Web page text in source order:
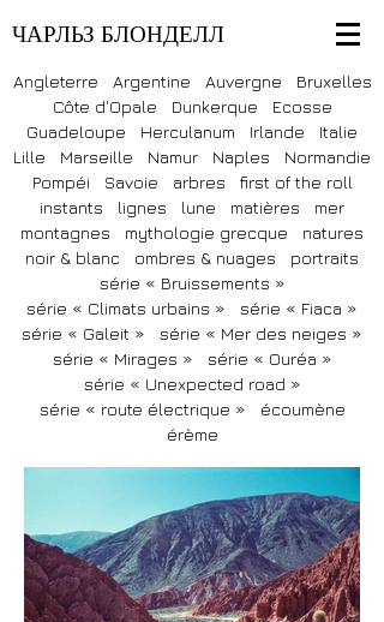
ЧАРЛЬЗ БЛОНДЕЛЛ
Angleterre Argentine Auvergne
Bruxelles
Côte d'Opale
Dunkerque
Ecosse
Guadeloupe
Herculanum Irlande
Italie
Lille
Marseille Namur Naples
Normandie
Pompéi
Savoie arbres
first of the roll
instants
lignes lune matières
mer
montagnes
mythologie grecque
natures
noir & blanc
ombres & nuages
portraits
série « Bruissements »
série « Climats urbains »
série « Fiaca »
série « Galeit »
série « Mer des neiges »
série « Mirages »
série « Ouréa »
série « Unexpected road »
série « route électrique »
écoumène
érème